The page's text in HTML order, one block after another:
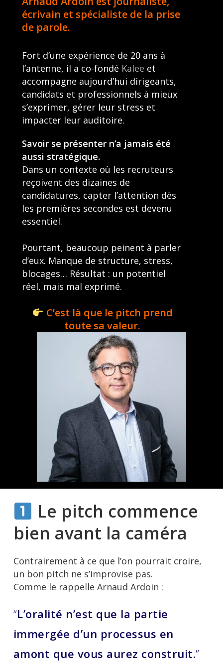
écrivain et spécialiste de la prise
de parole.
Fort d’une expérience de 20 ans à
l’antenne, il a co-fondé Kalee et
accompagne aujourd’hui dirigeants,
candidats et professionnels à mieux
s’exprimer, gérer leur stress et
impacter leur auditoire.
Savoir se présenter n’a jamais été
aussi stratégique.
Dans un contexte où les recruteurs
reçoivent des dizaines de
candidatures, capter l’attention dès
les premières secondes est devenu
essentiel.
Pourtant, beaucoup peinent à parler
d’eux. Manque de structure, stress,
blocages… Résultat : un potentiel
réel, mais mal exprimé.
C’est là que le pitch prend
toute sa valeur.
Le pitch commence
bien avant la caméra
Contrairement à ce que l’on pourrait croire,
un bon pitch ne s’improvise pas.
Comme le rappelle Arnaud Ardoin :
“L’oralité n’est que la partie
immergée d’un processus en
amont que vous aurez construit.”